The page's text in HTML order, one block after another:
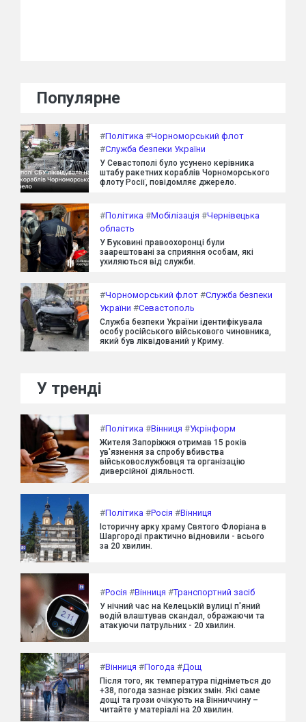
Популярне
#Політика #Чорноморський флот
#Служба безпеки України
У Севастополі було усунено керівника
штабу ракетних кораблів Чорноморського
флоту Росії, повідомляє джерело.
#Політика #Мобілізація #Чернівецька
область
У Буковині правоохоронці були
заарештовані за сприяння особам, які
ухиляються від служби.
#Чорноморський флот #Служба безпеки
України #Севастополь
Служба безпеки України ідентифікувала
особу російського військового чиновника,
який був ліквідований у Криму.
У тренді
#Політика #Вінниця #Укрінформ
Жителя Запоріжжя отримав 15 років
ув'язнення за спробу вбивства
військовослужбовця та організацію
диверсійної діяльності.
#Політика #Росія #Вінниця
Історичну арку храму Святого Флоріана в
Шаргороді практично відновили - всього
за 20 хвилин.
#Росія #Вінниця #Транспортний засіб
У нічний час на Келецькій вулиці п'яний
водій влаштував скандал, ображаючи та
атакуючи патрульних - 20 хвилин.
#Вінниця #Погода #Дощ
Після того, як температура підніметься до
+38, погода зазнає різких змін. Які саме
дощі та грози очікують на Вінниччину –
читайте у матеріалі на 20 хвилин.